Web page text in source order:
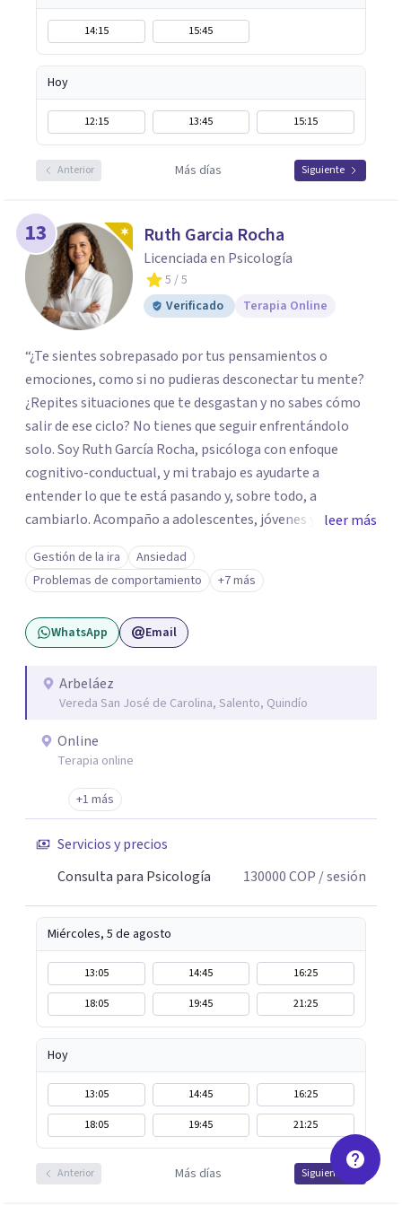
14:15 15:45
Hoy
12:15 13:45 15:15
Anterior Más días Siguiente
13 Ruth Garcia Rocha
Licenciada en Psicología
5 / 5
Verificado
Terapia Online
“¿Te sientes sobrepasado por tus pensamientos o
emociones, como si no pudieras desconectar tu mente?
¿Repites situaciones que te desgastan y no sabes cómo
salir de ese ciclo? No tienes que seguir enfrentándolo
solo. Soy Ruth García Rocha, psicóloga con enfoque
cognitivo-conductual, y mi trabajo es ayudarte a
entender lo que te está pasando y, sobre todo, a
cambiarlo. Acompaño a adolescentes, jóvenes y adultos
en procesos de ansiedad, estrés, depresión, baja
autoestima, conflictos de pareja o familiares, duelos y
momentos de cambio. Trabajo desde un enfoque práctico
y cercano, donde no solo hablamos de lo que te ocurre,
sino que desarrollamos herramientas concretas para que
en que logres resultados reales: comprender tus
pensamientos, regular tus emociones y tomar decisiones
generar dudas, pero también puede marcar un antes y un
casualidad. Agenda tu sesión y empecemos a trabajar en
tu bienestar desde hoy 🤍”
leer más
Gestión de la ira
Ansiedad
Problemas de comportamiento
+7 más
WhatsApp Email
Arbeláez
Vereda San José de Carolina, Salento, Quindío
Online
Terapia online
+1 más
Servicios y precios
Consulta para Psicología
130000COP / sesión
Miércoles, 5 de agosto
13:05 14:45
16:25
18:05
19:45 21:25
Hoy
13:05 14:45
16:25
18:05
19:45 21:25
Anterior Más días Siguiente